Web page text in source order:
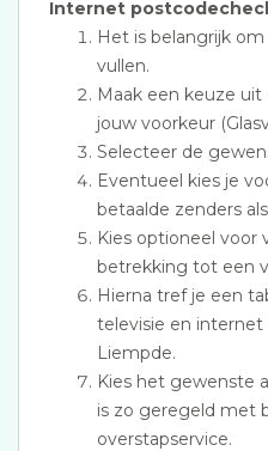
Internet
Het is belangrijk
vullen.
Maak een keuze
jouw voorkeur
Selecteer de
Eventueel kies je
betaalde zenders
Kies optioneel voor
betrekking tot een
Hierna tref je een
televisie en
Liempde.
Kies het gewenste
is zo geregeld met
overstapservice.